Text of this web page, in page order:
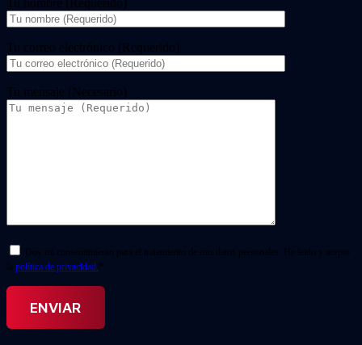
Tu nombre (Requerido)
Tu correo electrónico (Requerido)
Tu mensaje (Necesario)
Doy mi consentimiento para el tratamiento de mis datos personales. He leído y acepto
la política de privacidad. *